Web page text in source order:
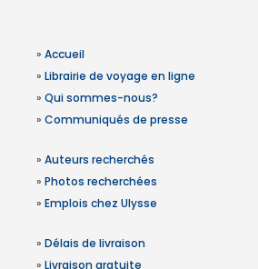
» Accueil
» Librairie de voyage en ligne
» Qui sommes-nous?
» Communiqués de presse
» Auteurs recherchés
» Photos recherchées
» Emplois chez Ulysse
» Délais de livraison
» Livraison gratuite